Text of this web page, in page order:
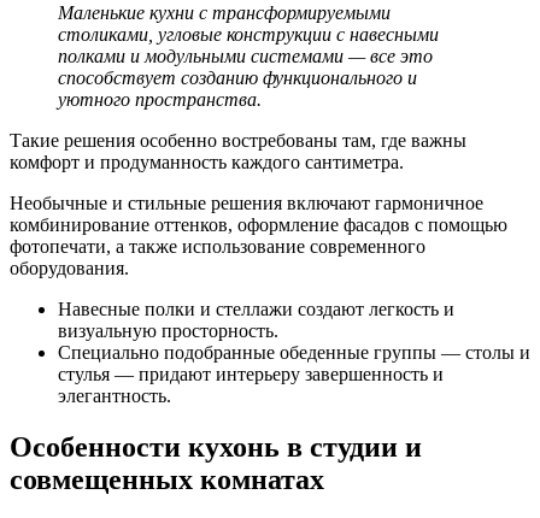
Маленькие кухни с трансформируемыми
столиками, угловые конструкции с навесными
полками и модульными системами — все это
способствует созданию функционального и
уютного пространства.
Такие решения особенно востребованы там, где важны
комфорт и продуманность каждого сантиметра.
Необычные и стильные решения включают гармоничное
комбинирование оттенков, оформление фасадов с помощью
фотопечати, а также использование современного
оборудования.
Навесные полки и стеллажи создают легкость и
визуальную просторность.
Специально подобранные обеденные группы — столы и
стулья — придают интерьеру завершенность и
элегантность.
Особенности кухонь в студии и
совмещенных комнатах